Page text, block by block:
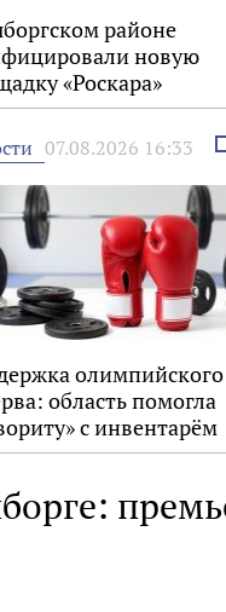
районе
новую
«Роскара»
07.08.2026 16:33
олимпийского
область помогла
с инвентарём